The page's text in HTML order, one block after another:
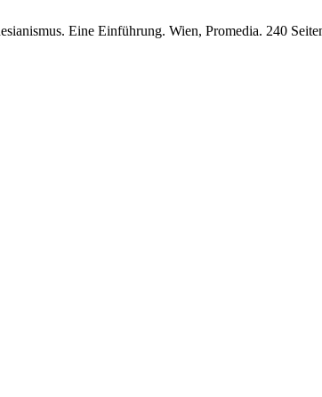
Eine Einführung. Wien, Promedia. 240